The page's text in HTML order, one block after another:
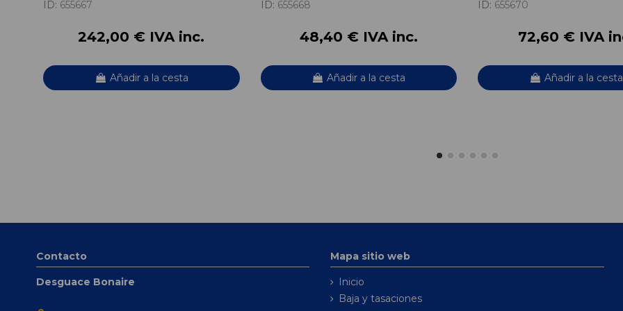
ID: 655667
242,00 € IVA inc.
Añadir a la cesta
ID: 655668
48,40 € IVA inc.
Añadir a la cesta
ID: 655670
72,60 € IVA
Añadir a la cesta
Contacto
Desguace Bonaire
Mapa sitio web
Inicio
Baja y tasaciones